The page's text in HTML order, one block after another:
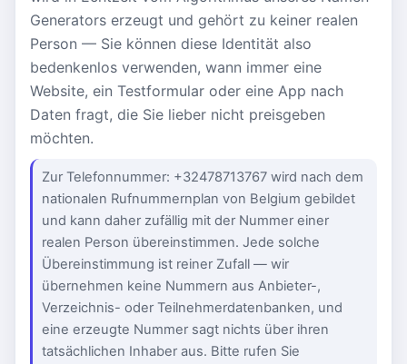
Generators erzeugt und gehört zu keiner realen
Person — Sie können diese Identität also
bedenkenlos verwenden, wann immer eine
Website, ein Testformular oder eine App nach
Daten fragt, die Sie lieber nicht preisgeben
möchten.
Zur Telefonnummer: +32478713767 wird nach dem
nationalen Rufnummernplan von Belgium gebildet
und kann daher zufällig mit der Nummer einer
realen Person übereinstimmen. Jede solche
Übereinstimmung ist reiner Zufall — wir
übernehmen keine Nummern aus Anbieter-,
Verzeichnis- oder Teilnehmerdatenbanken, und
eine erzeugte Nummer sagt nichts über ihren
tatsächlichen Inhaber aus. Bitte rufen Sie